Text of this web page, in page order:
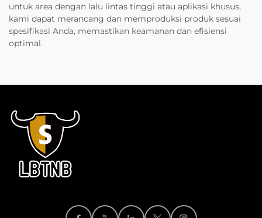
untuk area dengan lalu lintas tinggi atau aplikasi khusus,
kami dapat merancang dan memproduksi produk sesuai
spesifikasi Anda, memastikan keamanan dan efisiensi
optimal.